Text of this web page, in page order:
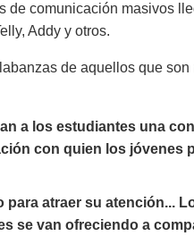
de comunicación masivos
Addy y otros.
de aquellos que
a los estudiantes una
con quien los jóvenes
atraer su atención...
se van ofreciendo a